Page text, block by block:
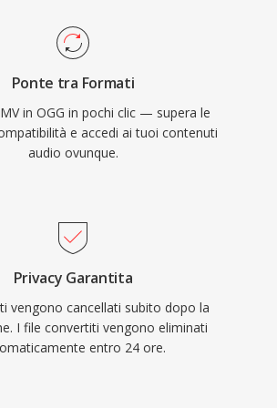
sistemi legacy di gestione dei
nelle librerie multimediali
nei flussi di lavoro legati
questo motivo. Il formato gestisce
qualitativo a bassi bitrate in
rispetto a molti concorrenti,
resta popolare nei videogiochi
è limitato e migliaia di effetti
per lo spazio disponibile.
Ponte tra Formati
in OGG in pochi clic — supera le
e accedi ai tuoi contenuti
audio ovunque.
Privacy Garantita
vengono cancellati subito dopo la
I file convertiti vengono eliminati
entro 24 ore.